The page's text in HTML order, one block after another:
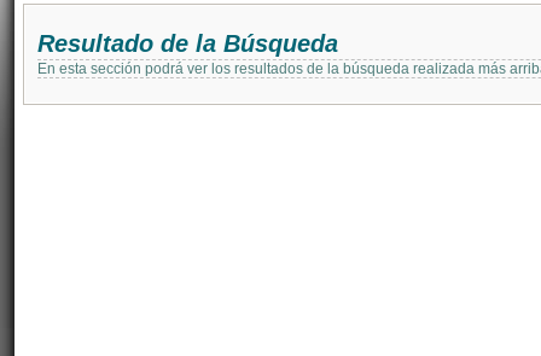
Resultado de la Búsqueda
En esta sección podrá ver los resultados de la búsqueda realizada más